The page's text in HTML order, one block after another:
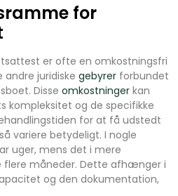
for
er ofte en omkostningsfri
juridiske gebyrer forbundet
Disse omkostninger kan
og de specifikke
for at få udstedt
variere betydeligt. I nogle
uger, mens det i mere
flere måneder. Dette afhænger i
og den dokumentation,